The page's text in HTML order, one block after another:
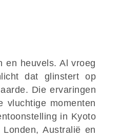
en heuvels. Al vroeg
dat glinstert op
Die ervaringen
vluchtige momenten
in Kyoto
Australië en